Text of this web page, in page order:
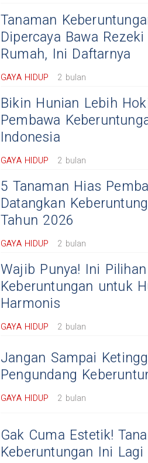
Tanaman
Dipercaya Bawa
Rumah, Ini Daftarnya
GAYA HIDUP 2 bulan
Bikin Hunian Lebih
Pembawa
Indonesia
GAYA HIDUP 2 bulan
5 Tanaman Hias
Datangkan
Tahun 2026
GAYA HIDUP 2 bulan
Wajib Punya! Ini
Keberuntungan untuk
Harmonis
GAYA HIDUP 2 bulan
Jangan Sampai
Pengundang
GAYA HIDUP 2 bulan
Gak Cuma Estetik!
Keberuntungan Ini